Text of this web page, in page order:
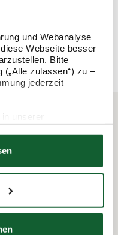
und Webanalyse
Webseite besser
Bitte
zulassen“) zu –
jederzeit